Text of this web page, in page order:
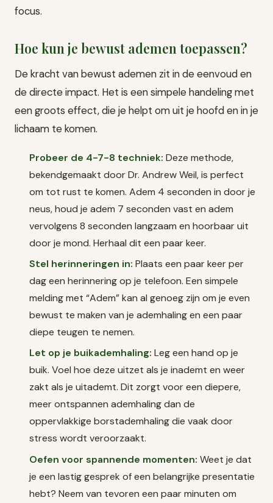
focus.
Hoe kun je bewust ademen toepassen?
De kracht van bewust ademen zit in de eenvoud en
de directe impact. Het is een simpele handeling met
een groots effect, die je helpt om uit je hoofd en in je
lichaam te komen.
Probeer de 4-7-8 techniek: Deze methode,
bekendgemaakt door Dr. Andrew Weil, is perfect
om tot rust te komen. Adem 4 seconden in door je
neus, houd je adem 7 seconden vast en adem
vervolgens 8 seconden langzaam en hoorbaar uit
door je mond. Herhaal dit een paar keer.
Stel herinneringen in: Plaats een paar keer per
dag een herinnering op je telefoon. Een simpele
melding met “Adem” kan al genoeg zijn om je even
bewust te maken van je ademhaling en een paar
diepe teugen te nemen.
Let op je buikademhaling: Leg een hand op je
buik. Voel hoe deze uitzet als je inademt en weer
zakt als je uitademt. Dit zorgt voor een diepere,
meer ontspannen ademhaling dan de
oppervlakkige borstademhaling die vaak door
stress wordt veroorzaakt.
Oefen voor spannende momenten: Weet je dat
je een lastig gesprek of een belangrijke presentatie
hebt? Neem van tevoren een paar minuten om